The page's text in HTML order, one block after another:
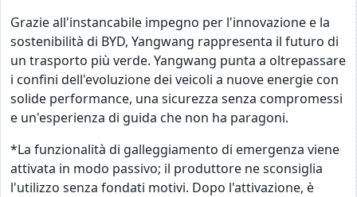
Grazie all'instancabile impegno per l'innovazione e la
sostenibilità di BYD, Yangwang rappresenta il futuro di
un trasporto più verde. Yangwang punta a oltrepassare
i confini dell'evoluzione dei veicoli a nuove energie con
solide performance, una sicurezza senza compromessi
e un'esperienza di guida che non ha paragoni.
*La funzionalità di galleggiamento di emergenza viene
attivata in modo passivo; il produttore ne sconsiglia
l'utilizzo senza fondati motivi. Dopo l'attivazione, è